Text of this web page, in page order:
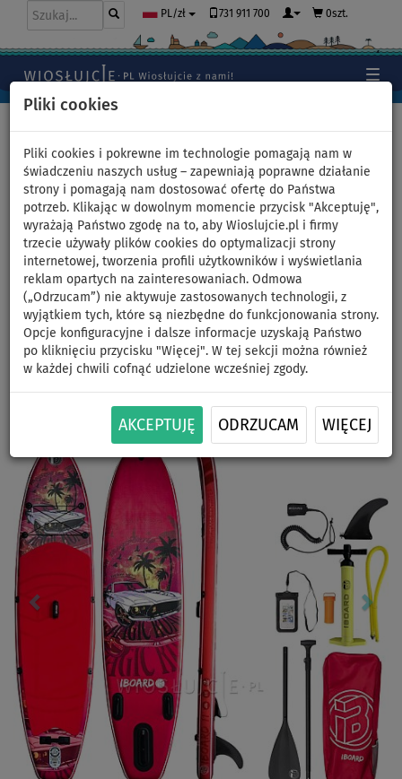
Pliki cookies
Pliki cookies i pokrewne im technologie pomagają nam w
świadczeniu naszych usług – zapewniają poprawne działanie
strony i pomagają nam dostosować ofertę do Państwa
potrzeb. Klikając w dowolnym momencie przycisk "Akceptuję",
wyrażają Państwo zgodę na to, aby Wioslujcie.pl i firmy
trzecie używały plików cookies do optymalizacji strony
internetowej, tworzenia profili użytkowników i wyświetlania
reklam opartych na zainteresowaniach. Odmowa
(„Odrzucam”) nie aktywuje zastosowanych technologii, z
wyjątkiem tych, które są niezbędne do funkcjonowania strony.
Opcje konfiguracyjne i dalsze informacje uzyskają Państwo
po kliknięciu przycisku "Więcej". W tej sekcji można również
w każdej chwili cofnąć udzielone wcześniej zgody.
AKCEPTUJĘ ODRZUCAM WIĘCEJ
PL/zł 731 911 700 0szt.
Deska SUP iBOARD 11' MAGIC
RIDE - pompowany
paddleboard - wariant:
zestaw podstawowy
DO
-15 %
WIOSŁO W
ZESTAWIE
DO
155 kg
OPCJA
SIEDZISKA
DARMOWA
DOSTAWA
Next